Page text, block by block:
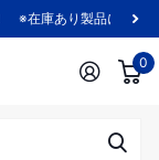
品に限ります。
0